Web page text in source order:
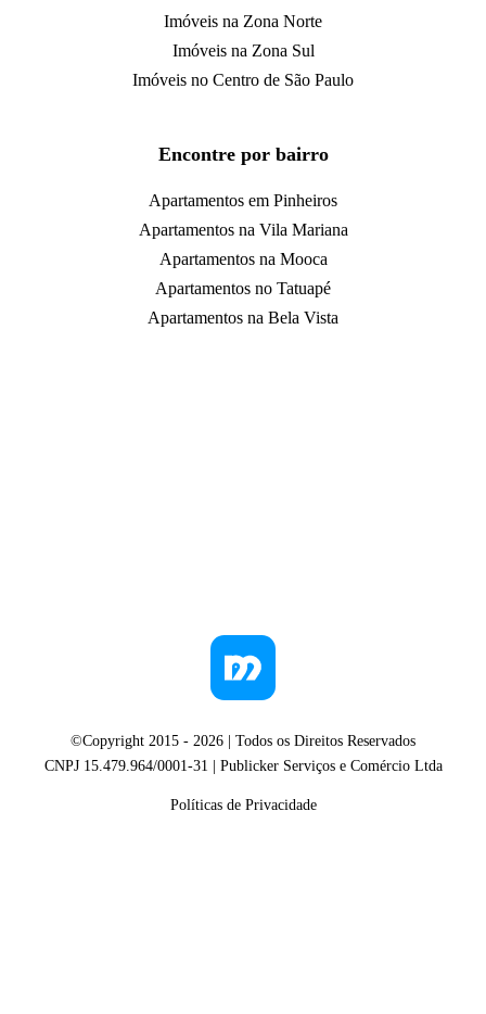
Imóveis na Zona Norte
Imóveis na Zona Sul
Imóveis no Centro de São Paulo
Encontre por bairro
Apartamentos em Pinheiros
Apartamentos na Vila Mariana
Apartamentos na Mooca
Apartamentos no Tatuapé
Apartamentos na Bela Vista
©Copyright 2015 - 2026 | Todos os Direitos Reservados
CNPJ 15.479.964/0001-31 | Publicker Serviços e Comércio Ltda
Políticas de Privacidade